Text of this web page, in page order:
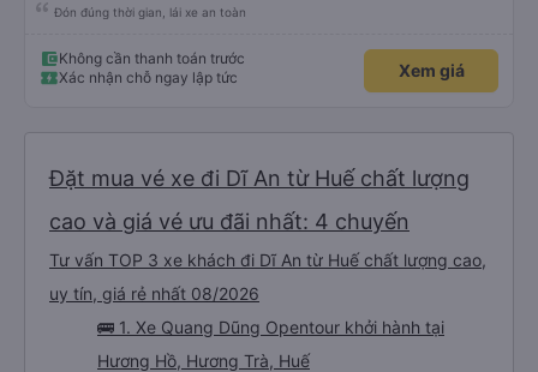
Đón đúng thời gian, lái xe an toàn
Không cần thanh toán trước
Xác nhận chỗ ngay lập tức
Xem giá
Đặt mua vé xe đi Dĩ An từ Huế chất lượng
cao và giá vé ưu đãi nhất: 4 chuyến
Tư vấn TOP 3 xe khách đi Dĩ An từ Huế chất lượng cao,
uy tín, giá rẻ nhất 08/2026
🚌 1. Xe Quang Dũng Opentour khởi hành tại
Hương Hồ, Hương Trà, Huế